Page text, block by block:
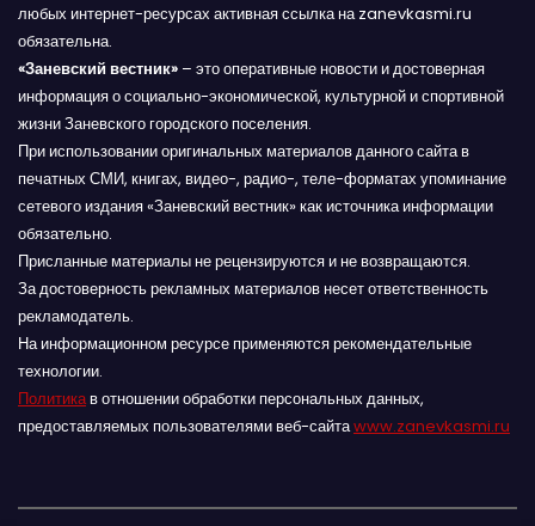
любых интернет-ресурсах активная ссылка на zanevkasmi.ru
обязательна.
«Заневский вестник» – это оперативные новости и достоверная
информация о социально-экономической, культурной и спортивной
жизни Заневского городского поселения.
При использовании оригинальных материалов данного сайта в
печатных СМИ, книгах, видео-, радио-, теле-форматах упоминание
сетевого издания «Заневский вестник» как источника информации
обязательно.
Присланные материалы не рецензируются и не возвращаются.
За достоверность рекламных материалов несет ответственность
рекламодатель.
На информационном ресурсе применяются рекомендательные
технологии.
Политикав отношении обработки персональных данных,
предоставляемых пользователями веб-сайтаwww.zanevkasmi.ru